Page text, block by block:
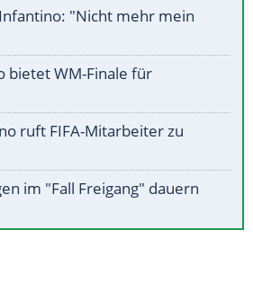
"Nicht mehr mein
bietet WM-Finale für
ruft FIFA-Mitarbeiter zu
im "Fall Freigang" dauern